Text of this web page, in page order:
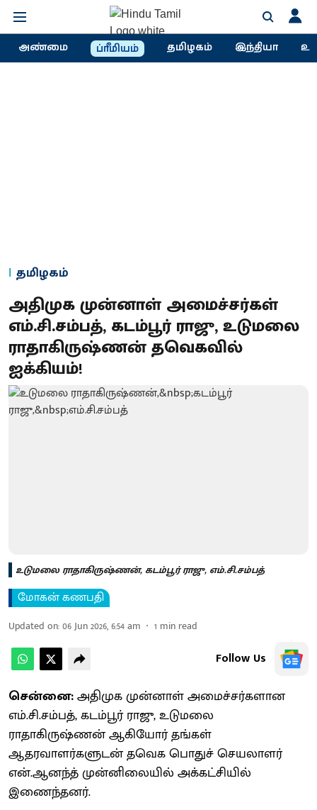
அண்மை ப்ரீமியம் தமிழகம் இந்தியா
தமிழகம்
அதிமுக முன்னாள் அமைச்சர்கள்
எம்.சி.சம்பத், கடம்பூர் ராஜு, உடுமலை
ராதாகிருஷ்ணன் தவெகவில்
ஐக்கியம்!
உடுமலை ராதாகிருஷ்ணன், கடம்பூர் ராஜு, எம்.சி.சம்பத்
மோகன் கணபதி
Updated on:06 Jun 2026, 6:54 am 1 min read
Follow Us
சென்னை:அதிமுக முன்னாள் அமைச்சர்களான
எம்.சி.சம்பத், கடம்பூர் ராஜு, உடுமலை
ராதாகிருஷ்ணன் ஆகியோர் தங்கள்
ஆதரவாளர்களுடன் தவெக பொதுச் செயலாளர்
என்.ஆனந்த் முன்னிலையில் அக்கட்சியில்
இணைந்தனர்.